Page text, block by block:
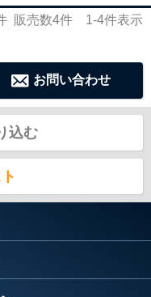
販売数4件 1-4件表示
お問い合わせ
込む